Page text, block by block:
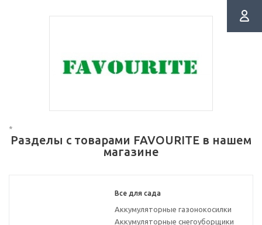
*
Разделы с товарами FAVOURITE в нашем
магазине
Все для сада
Аккумуляторные газонокосилки
Аккумуляторные снегоуборщики